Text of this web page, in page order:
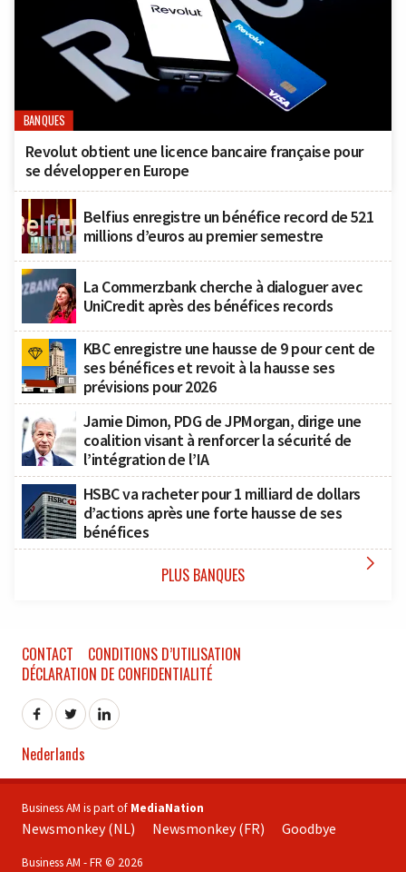
BANQUES
Revolut obtient une licence bancaire française pour
se développer en Europe
Belfius enregistre un bénéfice record de 521
millions d’euros au premier semestre
La Commerzbank cherche à dialoguer avec
UniCredit après des bénéfices records
KBC enregistre une hausse de 9 pour cent de
ses bénéfices et revoit à la hausse ses
prévisions pour 2026
Jamie Dimon, PDG de JPMorgan, dirige une
coalition visant à renforcer la sécurité de
l’intégration de l’IA
HSBC va racheter pour 1 milliard de dollars
d’actions après une forte hausse de ses
bénéfices
PLUS BANQUES 
CONTACT
CONDITIONS D’UTILISATION
DÉCLARATION DE CONFIDENTIALITÉ
Nederlands
Business AM is part of MediaNation
Newsmonkey (NL) Newsmonkey (FR) Goodbye
Business AM - FR © 2026